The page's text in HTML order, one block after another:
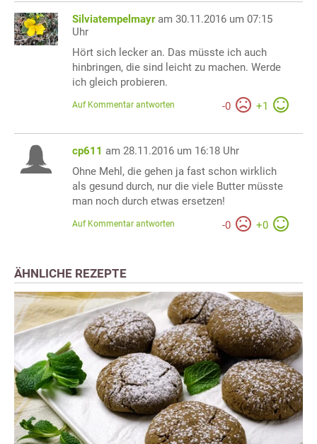
Silviatempelmayr am 30.11.2016 um 07:15
Uhr
Hört sich lecker an. Das müsste ich auch
hinbringen, die sind leicht zu machen. Werde
ich gleich probieren.
-0 +1
Auf Kommentar antworten
cp611 am 28.11.2016 um 16:18 Uhr
Ohne Mehl, die gehen ja fast schon wirklich
als gesund durch, nur die viele Butter müsste
man noch durch etwas ersetzen!
-0 +0
Auf Kommentar antworten
ÄHNLICHE REZEPTE